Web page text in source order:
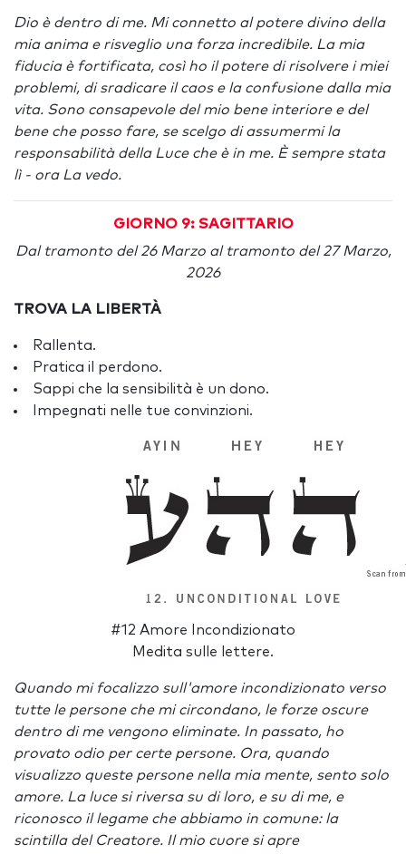
Dio è dentro di me. Mi connetto al potere divino della
mia anima e risveglio una forza incredibile. La mia
fiducia è fortificata, così ho il potere di risolvere i miei
problemi, di sradicare il caos e la confusione dalla mia
vita. Sono consapevole del mio bene interiore e del
bene che posso fare, se scelgo di assumermi la
responsabilità della Luce che è in me. È sempre stata
lì - ora La vedo.
GIORNO 9: SAGITTARIO
Dal tramonto del 26 Marzo al tramonto del 27 Marzo,
2026
TROVA LA LIBERTÀ
Rallenta.
Pratica il perdono.
Sappi che la sensibilità è un dono.
Impegnati nelle tue convinzioni.
#12 Amore Incondizionato
Medita sulle lettere.
Quando mi focalizzo sull'amore incondizionato verso
tutte le persone che mi circondano, le forze oscure
dentro di me vengono eliminate. In passato, ho
provato odio per certe persone. Ora, quando
visualizzo queste persone nella mia mente, sento solo
amore. La luce si riversa su di loro, e su di me, e
riconosco il legame che abbiamo in comune: la
scintilla del Creatore. Il mio cuore si apre